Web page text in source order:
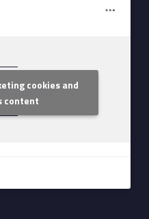
Kórház
cookies and
content